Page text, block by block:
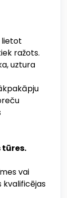
lietot
ražots.
uztura
vai
kvalificējas